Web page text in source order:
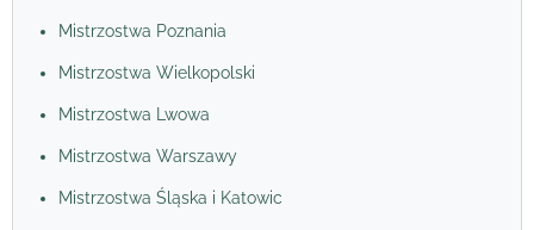
Mistrzostwa Poznania
Mistrzostwa Wielkopolski
Mistrzostwa Lwowa
Mistrzostwa Warszawy
Mistrzostwa Śląska i Katowic